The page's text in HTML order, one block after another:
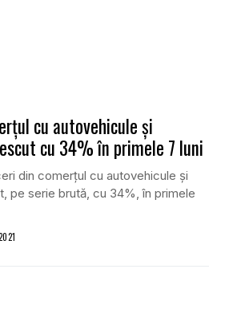
cu autovehicule și
cu 34% în primele 7 luni
din comerţul cu autovehicule şi
pe serie brută, cu 34%, în primele